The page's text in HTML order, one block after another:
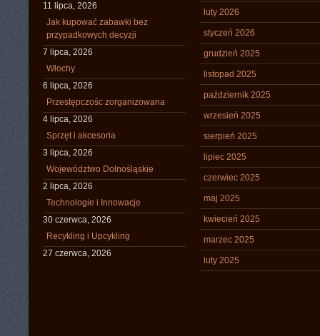
11 lipca, 2026
Jak kupować zabawki bez
przypadkowych decyzji
7 lipca, 2026
Włochy
6 lipca, 2026
Przestępczośc zorganizowana
4 lipca, 2026
Sprzęt i akcesoria
3 lipca, 2026
Województwo Dolnośląskie
2 lipca, 2026
Technologie i Innowacje
30 czerwca, 2026
Recykling i Upcykling
27 czerwca, 2026
luty 2026
styczeń 2026
grudzień 2025
listopad 2025
październik 2025
wrzesień 2025
sierpień 2025
lipiec 2025
czerwiec 2025
maj 2025
kwiecień 2025
marzec 2025
luty 2025